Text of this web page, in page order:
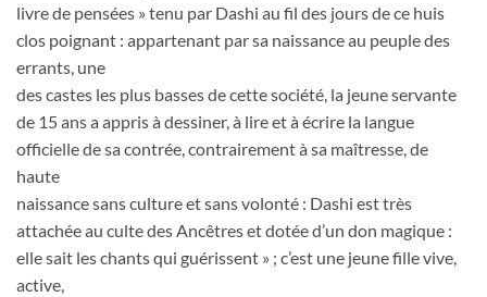
livre de pensées » tenu par Dashi au fil des jours de ce huis
clos poignant : appartenant par sa naissance au peuple des
errants, une
des castes les plus basses de cette société, la jeune servante
de 15 ans a appris à dessiner, à lire et à écrire la langue
officielle de sa contrée, contrairement à sa maîtresse, de
haute
naissance sans culture et sans volonté : Dashi est très
attachée au culte des Ancêtres et dotée d’un don magique :
elle sait les chants qui guérissent » ; c’est une jeune fille vive,
active,